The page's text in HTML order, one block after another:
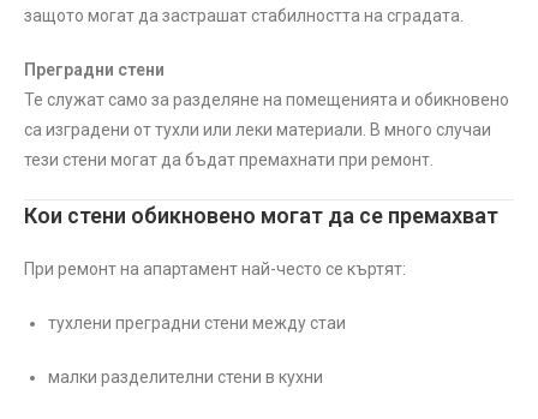
защото могат да застрашат стабилността на сградата.
Преградни стени
Те служат само за разделяне на помещенията и обикновено
са изградени от тухли или леки материали. В много случаи
тези стени могат да бъдат премахнати при ремонт.
Кои стени обикновено могат да се премахват
При ремонт на апартамент най-често се къртят:
тухлени преградни стени между стаи
малки разделителни стени в кухни